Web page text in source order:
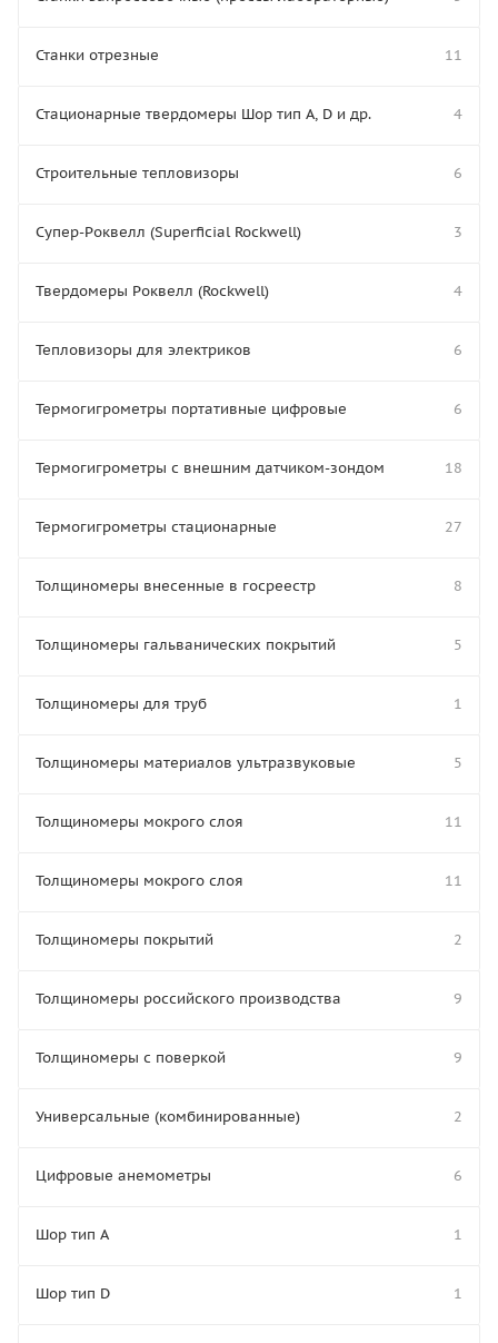
Станки отрезные 11
Стационарные твердомеры Шор тип А, D и др. 4
Строительные тепловизоры 6
Супер-Роквелл (Superficial Rockwell) 3
Твердомеры Роквелл (Rockwell) 4
Тепловизоры для электриков 6
Термогигрометры портативные цифровые 6
Термогигрометры с внешним датчиком-зондом 18
Термогигрометры стационарные 27
Толщиномеры внесенные в госреестр 8
Толщиномеры гальванических покрытий 5
Толщиномеры для труб 1
Толщиномеры материалов ультразвуковые 5
Толщиномеры мокрого слоя 11
Толщиномеры мокрого слоя 11
Толщиномеры покрытий 2
Толщиномеры российского производства 9
Толщиномеры с поверкой 9
Универсальные (комбинированные) 2
Цифровые анемометры 6
Шор тип A 1
Шор тип D 1